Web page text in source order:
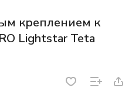
креплением к
Lightstar Teta